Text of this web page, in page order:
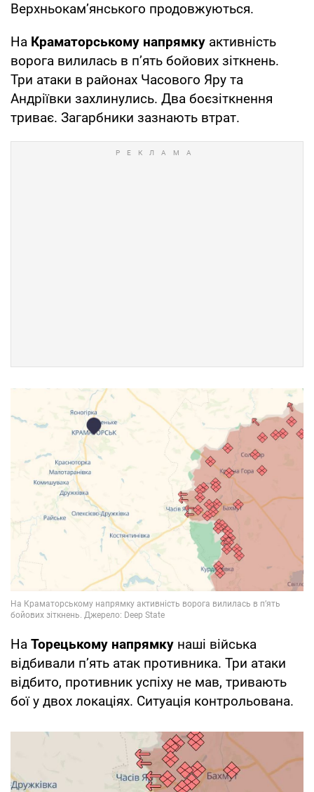
Верхньокам’янського продовжуються.
На Краматорському напрямку активність
ворога вилилась в п’ять бойових зіткнень.
Три атаки в районах Часового Яру та
Андріївки захлинулись. Два боєзіткнення
триває. Загарбники зазнають втрат.
На Торецькому напрямку наші війська
відбивали п’ять атак противника. Три атаки
відбито, противник успіху не мав, тривають
бої у двох локаціях. Ситуація контрольована.